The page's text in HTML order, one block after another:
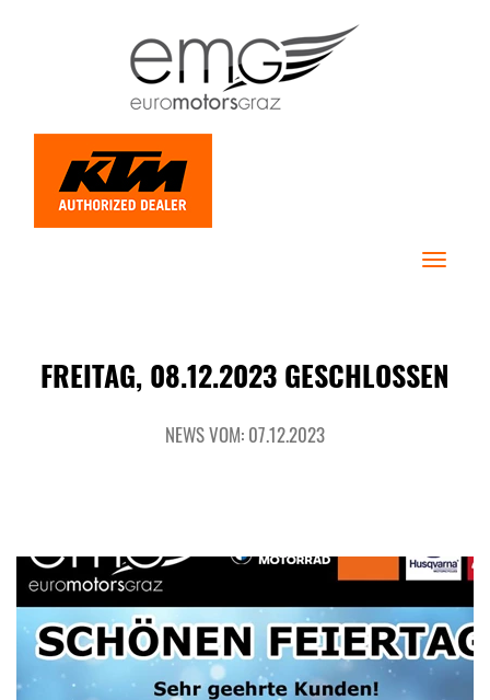
Toggle
FREITAG, 08.12.2023 GESCHLOSSEN
NEWS VOM: 07.12.2023